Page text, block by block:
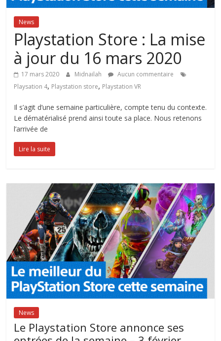
News
Playstation Store : La mise
à jour du 16 mars 2020
17 mars 2020 Midnailah
Aucun commentaire
Playsation 4, Playstation store, Playstation VR
Il s’agit d’une semaine particulière, compte tenu du contexte.
Le dématérialisé prend ainsi toute sa place. Nous retenons
l’arrivée de
Lire la suite
News
Le Playstation Store annonce ses